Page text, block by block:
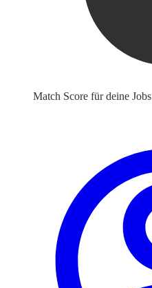
Match Score für deine Jobs